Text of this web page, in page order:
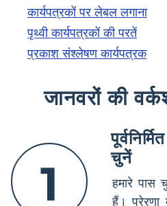
कार्यपत्रकों पर लेबल लगाना
पृथ्वी कार्यपत्रकों की परतें
प्रकाश संश्लेषण कार्यपत्रक
जानवरों की
1
चुनें
हमारे पास
हैं। प्रेरणा